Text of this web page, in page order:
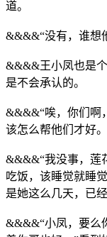
道。
&&&&“没有，谁想
&&&&王小凤也是
是不会承认的。
&&&&“唉，你们啊
该怎么帮他们才好。
&&&&“我没事，莲
吃饭，该睡觉就睡
是她这么几天，已
&&&&“小凤，要么